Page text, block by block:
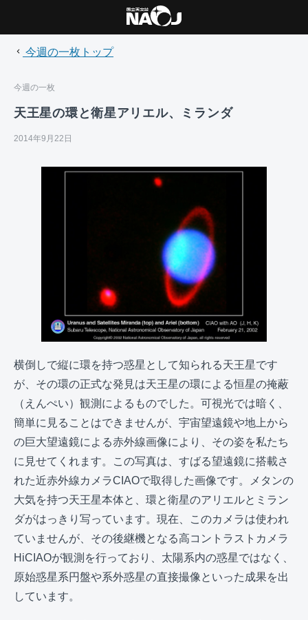
今週の一枚トップ
今週の一枚
天王星の環と衛星アリエル、ミランダ
2014年9月22日
横倒しで縦に環を持つ惑星として知られる天王星です
が、その環の正式な発見は天王星の環による恒星の掩蔽
（えんぺい）観測によるものでした。可視光では暗く、
簡単に見ることはできませんが、宇宙望遠鏡や地上から
の巨大望遠鏡による赤外線画像により、その姿を私たち
に見せてくれます。この写真は、すばる望遠鏡に搭載さ
れた近赤外線カメラCIAOで取得した画像です。メタンの
大気を持つ天王星本体と、環と衛星のアリエルとミラン
ダがはっきり写っています。現在、このカメラは使われ
ていませんが、その後継機となる高コントラストカメラ
HiCIAOが観測を行っており、太陽系内の惑星ではなく、
原始惑星系円盤や系外惑星の直接撮像といった成果を出
しています。